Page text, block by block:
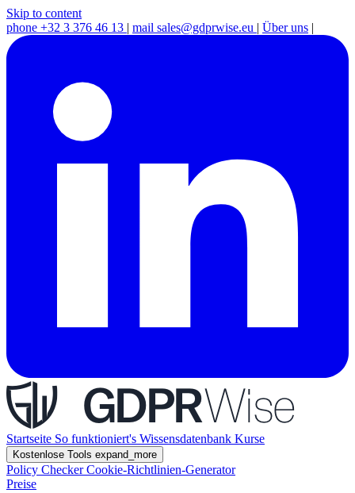
Skip to content
phone +32 3 376 46 13 | mail sales@gdprwise.eu | Über uns |
Startseite So funktioniert's Wissensdatenbank Kurse
Kostenlose Tools expand_more
Policy CheckerCookie-Richtlinien-Generator
Preise